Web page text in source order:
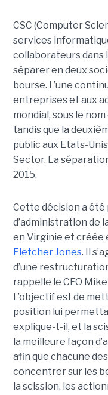
CSC (Computer
services
collaborateurs dans
séparer en deux
bourse. L’une
entreprises et aux
mondial, sous le
tandis que la
public aux Etats-
Sector. La
2015.
Cette décision a été
d’administration de
en Virginie et créée
Fletcher Jones. Il
d’une
rappelle le CEO
L’objectif est de
position lui
explique-t-il, et la
la meilleure façon
afin que chacune
concentrer sur les
la scission, les